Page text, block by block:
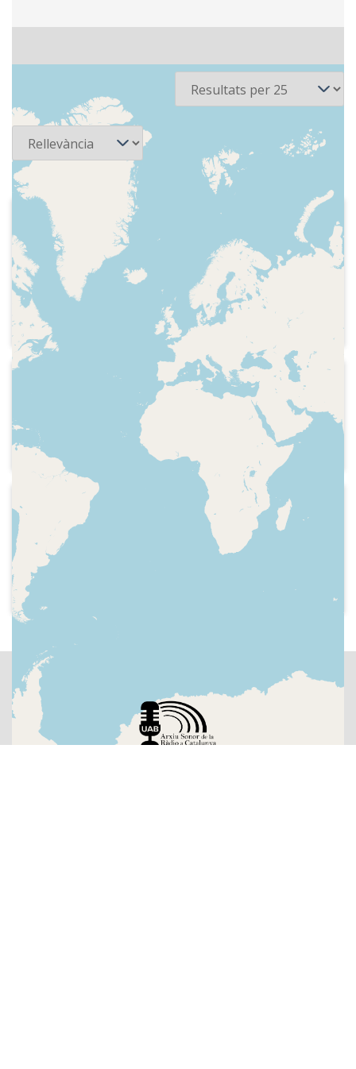
3 recursos Per pàgina
Ordena
2025-02-10
RAC 1 - Versió RAC 1
Indicatiu del programa, secció dedicada
als musicals amb l'estrena de peces
dedicades al programa i el seu equip,
fetes amb programaris d'intel·ligència
artificial, com Chat GPT, per celebrar les
6000 edicions del programa, Indicatiu,
publicitat, indicatiu i espai publicitari
2001-10-28
Catalunya Cultura - La quarta paret
Indicatiu de l'emissora, sintonia del
programa, espectacle "Subjectes".
Catalunya Cultura - La quarta paret
Trucada telefònica sobre reptes